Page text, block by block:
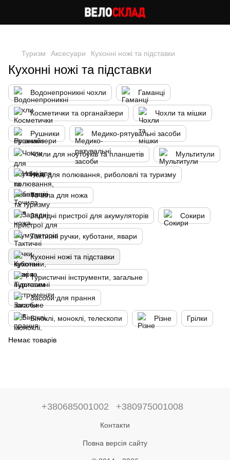
Туризм Аксесуари Кухонні ножі та підставки
Кухонні ножі та підставки
Водонепроникні чохли Гаманці
Косметички та органайзери Чохли та мішки
Рушники Медико-рятувальні засоби
Чохли для ноутбуків та планшетів Мультитули
Ножі для полювання, риболовлі та туризму
Точила для ножа
Зарядні пристрої для акумуляторів Сокири
Тактичні ручки, куботани, явари
Кухонні ножі та підставки
Туристичні інструменти, загальне
Засоби для прання
Біноклі, моноклі, телескопи Різне Грілки
Немає товарів
+380685001002 +380975001008
Контакти
Повна версія сайту